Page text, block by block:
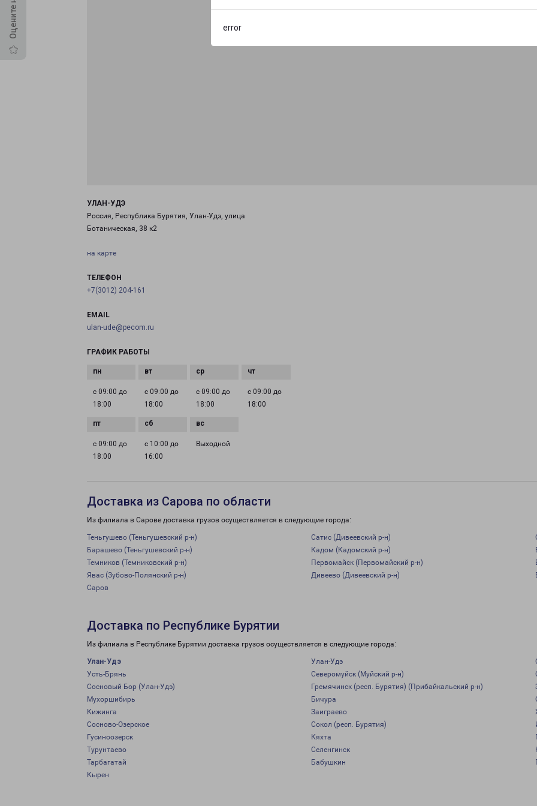
error
УЛАН-УДЭ
Россия, Республика Бурятия, Улан-Удэ, улица
Ботаническая, 38 к2
на карте
ТЕЛЕФОН
+7(3012) 204-161
EMAIL
ulan-ude@pecom.ru
ГРАФИК РАБОТЫ
с 09:00 до
18:00
с 09:00 до
18:00
с 09:00 до
18:00
с 09:00 до
18:00
с 09:00 до
18:00
с 10:00 до
16:00
Выходной
Доставка из Сарова по области
Из филиала в Сарове доставка грузов осуществляется в следующие города:
Теньгушево (Теньгушевский р-н) Сатис (Дивеевский р-н)
Барашево (Теньгушевский р-н)
Кадом (Кадомский р-н)
Темников (Темниковский р-н)
Первомайск (Первомайский р-н)
Явас (Зубово-Полянский р-н)
Дивеево (Дивеевский р-н)
Саров
Доставка по Республике Бурятии
Из филиала в Республике Бурятии доставка грузов осуществляется в следующие города:
Улан-Удэ Улан-Удэ
Усть-Брянь
Северомуйск (Муйский р-н)
Сосновый Бор (Улан-Удэ)
Гремячинск (респ. Бурятия) (Прибайкальский р-н)
Мухоршибирь
Бичура
Кижинга
Заиграево
Сосново-Озерское
Сокол (респ. Бурятия)
Гусиноозерск
Кяхта
Турунтаево
Селенгинск
Тарбагатай
Бабушкин
Кырен